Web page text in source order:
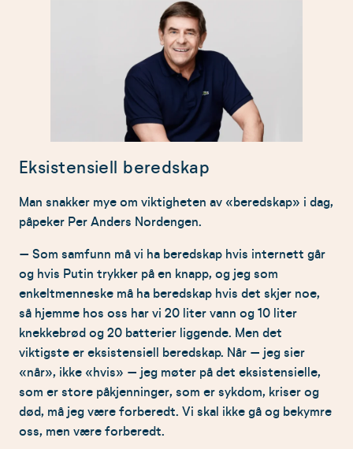
Eksistensiell beredskap
Man snakker mye om viktigheten av «beredskap» i dag,
påpeker Per Anders Nordengen.
– Som samfunn må vi ha beredskap hvis internett går
og hvis Putin trykker på en knapp, og jeg som
enkeltmenneske må ha beredskap hvis det skjer noe,
så hjemme hos oss har vi 20 liter vann og 10 liter
knekkebrød og 20 batterier liggende. Men det
viktigste er eksistensiell beredskap. Når – jeg sier
«når», ikke «hvis» – jeg møter på det eksistensielle,
som er store påkjenninger, som er sykdom, kriser og
død, må jeg være forberedt. Vi skal ikke gå og bekymre
oss, men være forberedt.